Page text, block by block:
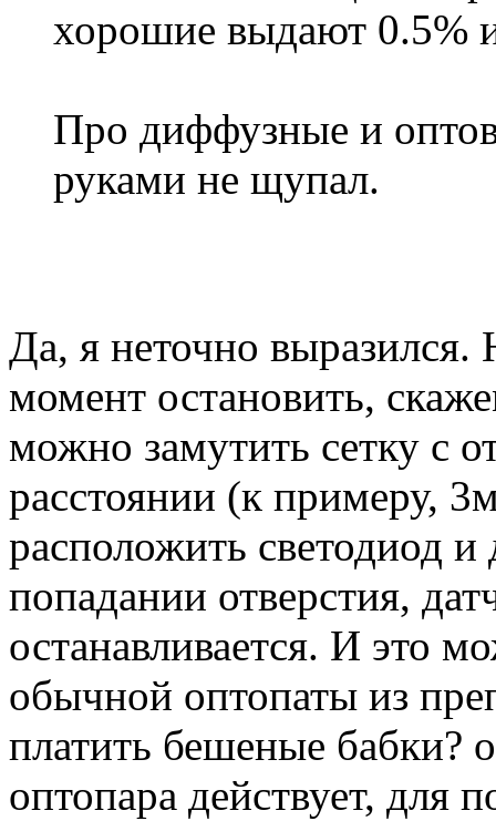
хорошие выдают 0.5%
Про диффузные и
руками не щупал.
Да, я неточно выразился.
момент остановить,
можно замутить сетку с
расстоянии (к примеру,
расположить светодиод
попадании отверстия,
останавливается. И это
обычной оптопаты из
платить бешеные бабки?
оптопара действует, для